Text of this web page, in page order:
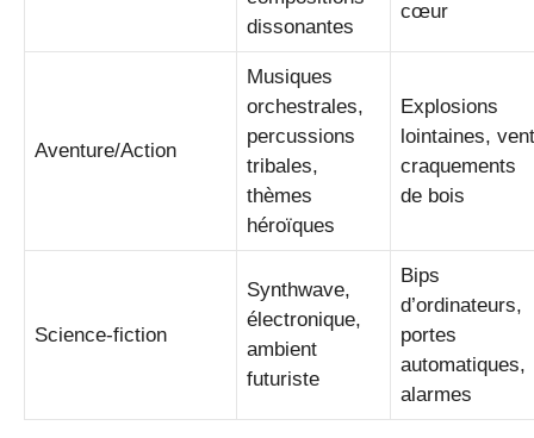
dissonantes
cœur
Aventure/Action
Musiques
orchestrales,
percussions
tribales,
thèmes
héroïques
Explosions
lointaines,
craquements
de bois
Science-fiction
Synthwave,
électronique,
ambient
futuriste
Bips
d’ordinateurs,
portes
automatiques,
alarmes